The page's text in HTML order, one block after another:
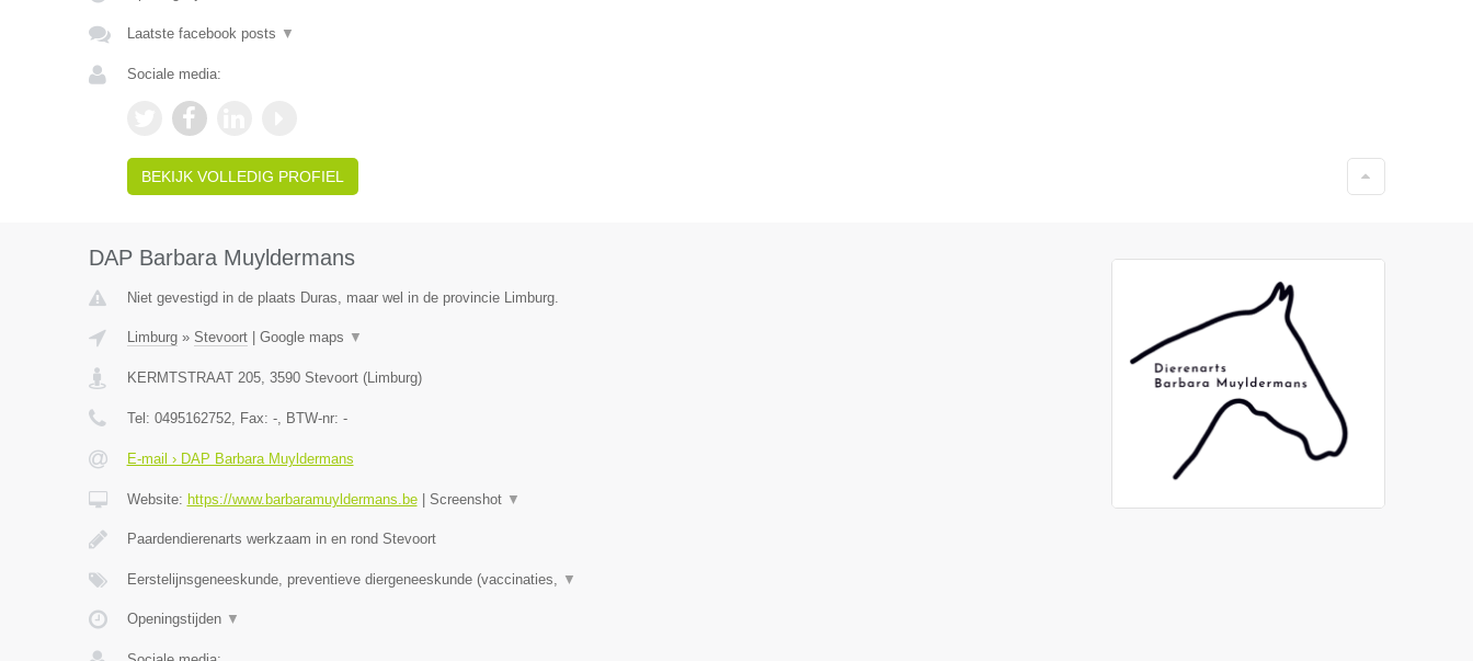
Laatste facebook posts ▼
Sociale media:
BEKIJK VOLLEDIG PROFIEL
DAP Barbara Muyldermans
Niet gevestigd in de plaats Duras, maar wel in de provincie Limburg.
Limburg» Stevoort| Google maps ▼
KERMTSTRAAT 205, 3590 Stevoort(Limburg)
Tel: 0495162752, Fax: -, BTW-nr: -
E-mail › DAP Barbara Muyldermans
Website: https://www.barbaramuyldermans.be| Screenshot ▼
Paardendierenarts werkzaam in en rond Stevoort
Eerstelijnsgeneeskunde, preventieve diergeneeskunde (vaccinaties, ▼
Openingstijden ▼